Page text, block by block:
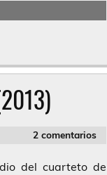
2 comentarios
del cuarteto de